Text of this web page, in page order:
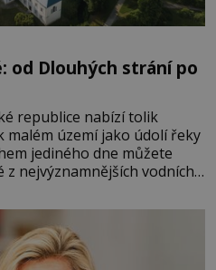
od Dlouhých strání po
republice nabízí tolik
území jako údolí řeky
jediného dne můžete
nejvýznamnějších vodních
poznáváním památek ve